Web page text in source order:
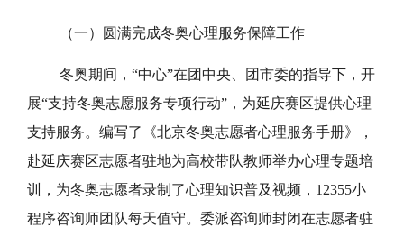
（一）圆满完成冬奥心理服务保障工作
冬奥期间，“中心”在团中央、团市委的指导下，开
展“支持冬奥志愿服务专项行动”，为延庆赛区提供心理
支持服务。编写了《北京冬奥志愿者心理服务手册》，
赴延庆赛区志愿者驻地为高校带队教师举办心理专题培
训，为冬奥志愿者录制了心理知识普及视频，12355小
程序咨询师团队每天值守。委派咨询师封闭在志愿者驻